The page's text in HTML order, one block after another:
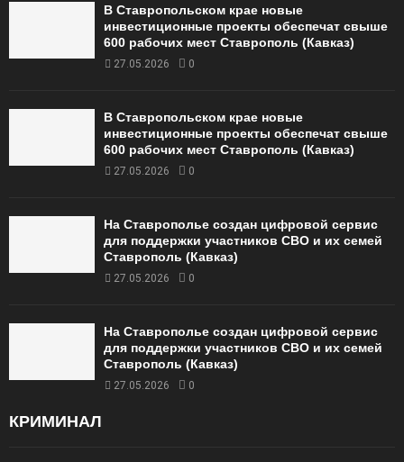
В Ставропольском крае новые
инвестиционные проекты обеспечат свыше
600 рабочих мест Ставрополь (Кавказ)
27.05.2026 0
В Ставропольском крае новые
инвестиционные проекты обеспечат свыше
600 рабочих мест Ставрополь (Кавказ)
27.05.2026 0
На Ставрополье создан цифровой сервис
для поддержки участников СВО и их семей
Ставрополь (Кавказ)
27.05.2026 0
На Ставрополье создан цифровой сервис
для поддержки участников СВО и их семей
Ставрополь (Кавказ)
27.05.2026 0
КРИМИНАЛ